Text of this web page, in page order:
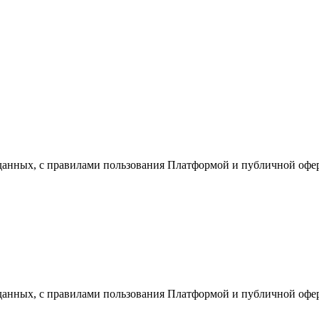
с правилами пользования Платформой и публичной
с правилами пользования Платформой и публичной